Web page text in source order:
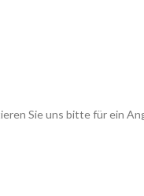
Sie uns bitte für ein